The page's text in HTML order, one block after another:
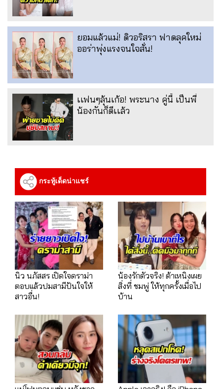
ยอมแล้วแม่! ดิวอริสรา ฟาดลุคใหม่
ออร่าพุ่งแรงจนใจสั่น!
เเฟนๆลุ้นเก้อ! พระนาง คู่นี้ เป็นพี่
น้องกันก็ดีเเล้ว
กระทู้เด็ดน่าแชร์
นิว นภัสสร เปิดใจดราม่า
ตอบเเล้วปมสามีปันใจให้
สาวอื่น!
น้องรักตัวจริง! ต้าเหนิงเผย
สิ่งที่ ชมพู่ ให้ทุกครั้งเมื่อไป
บ้าน